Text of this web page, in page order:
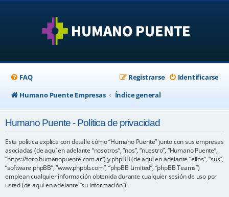
FAQ Identificarse
Registrarse
Humano Puente Empresas
Índice general
Humano Puente - Política de privacidad
Esta política explica con detalle cómo “Humano Puente” junto con sus empresas
asociadas (de aquí en adelante “nosotros”, “nos”, “nuestro”, “Humano Puente”,
“https://foro.humanopuente.com.ar”) y phpBB (de aquí en adelante “ellos”, “sus”,
“software phpBB”, “www.phpbb.com”, “phpBB Limited”, “phpBB Teams”)
emplean cualquier información obtenida durante cualquier sesión de uso por
usted (de aquí en adelante “su información”).